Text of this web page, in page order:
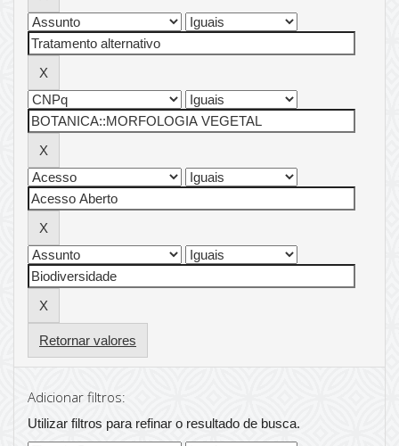
Retornar valores
Adicionar filtros:
Utilizar filtros para refinar o resultado de busca.